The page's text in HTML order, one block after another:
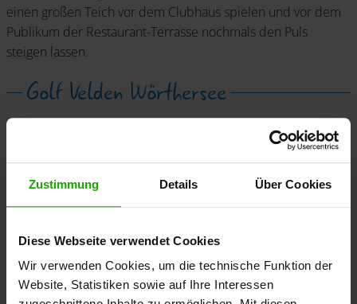
Zustimmung Details Über Cookies
Diese Webseite verwendet Cookies
Wir verwenden Cookies, um die technische Funktion der
Website, Statistiken sowie auf Ihre Interessen
einen großen Teich vor dem Clubhaus spielen und vor dem
Publikum der Restaurant-Terrasse nochmals den Puls
steigen lassen.
Golf Velden Wörthersee